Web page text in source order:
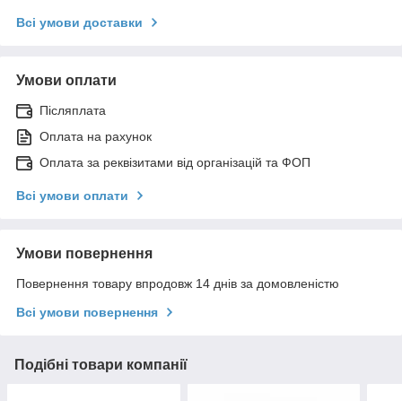
Всі умови доставки
Умови оплати
Післяплата
Оплата на рахунок
Оплата за реквізитами від організацій та ФОП
Всі умови оплати
Умови повернення
Повернення товару впродовж 14 днів за домовленістю
Всі умови повернення
Подібні товари компанії